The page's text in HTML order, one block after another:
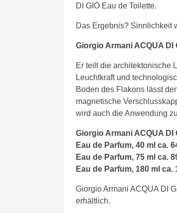
DI GIÒ Eau de Toilette.
Das Ergebnis? Sinnlichkeit
Giorgio Armani ACQUA DI
Er teilt die architektonische
Leuchtkraft und
Boden des Flakons lässt
magnetische
wird auch die Anwendung
Giorgio Armani ACQUA DI
Eau de Parfum, 40 ml ca.
Eau de Parfum, 75 ml ca.
Eau de Parfum, 180 ml ca.
Giorgio Armani ACQUA DI
erhältlich.